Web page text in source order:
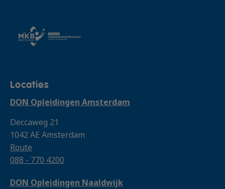
Locaties
DON Opleidingen Amsterdam
Deccaweg 21
1042 AE Amsterdam
Route
088 - 770 4200
DON Opleidingen Naaldwijk